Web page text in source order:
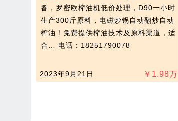
备，罗密欧榨油机低价处理，D90一小时
生产300斤原料，电磁炒锅自动翻炒自动
榨油！免费提供榨油技术及原料渠道，适
合… 电话：18251790078
￥ 1.98万
2023年9月21日